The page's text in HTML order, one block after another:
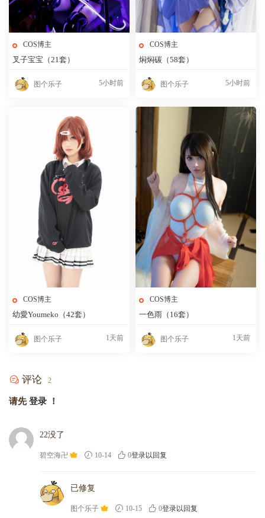
COS博主
叉子宝宝（21套）
图个乐子 5小时前
COS博主
焖焖碳（58套）
图个乐子 5小时前
COS博主
幼愛Youmeko（42套）
图个乐子 1天前
COS博主
一色雨（16套）
图个乐子 1天前
评论 2
请先登录 ！
22没了
碧空海卍 10-14 0登录以回复
已修复
图个乐子 10-15 0登录以回复